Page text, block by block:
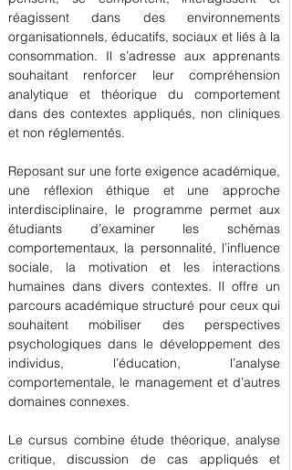
réagissent dans des environnements
organisationnels, éducatifs, sociaux et liés à la
consommation. Il s’adresse aux apprenants
souhaitant renforcer leur compréhension
analytique et théorique du comportement
dans des contextes appliqués, non cliniques
et non réglementés.
Reposant sur une forte exigence académique,
une réflexion éthique et une approche
interdisciplinaire, le programme permet aux
étudiants d’examiner les schémas
comportementaux, la personnalité, l’influence
sociale, la motivation et les interactions
humaines dans divers contextes. Il offre un
parcours académique structuré pour ceux qui
souhaitent mobiliser des perspectives
psychologiques dans le développement des
individus, l’éducation, l’analyse
comportementale, le management et d’autres
domaines connexes.
Le cursus combine étude théorique, analyse
critique, discussion de cas appliqués et